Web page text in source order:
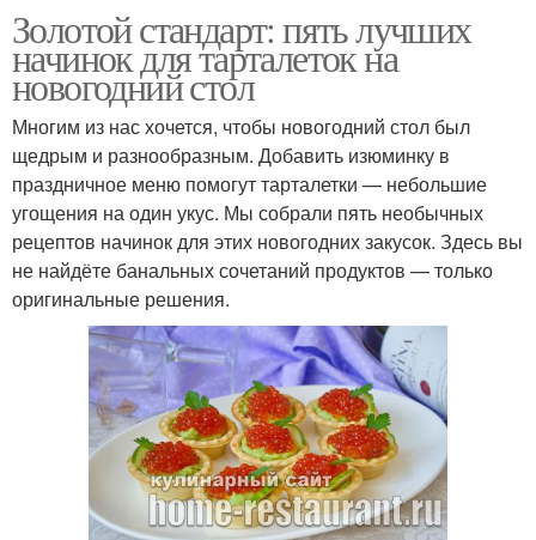
Золотой стандарт: пять лучших
начинок для тарталеток на
новогодний стол
Многим из нас хочется, чтобы новогодний стол был
щедрым и разнообразным. Добавить изюминку в
праздничное меню помогут тарталетки — небольшие
угощения на один укус. Мы собрали пять необычных
рецептов начинок для этих новогодних закусок. Здесь вы
не найдёте банальных сочетаний продуктов — только
оригинальные решения.